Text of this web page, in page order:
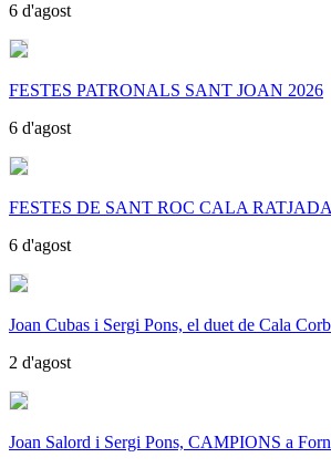
6 d'agost
FESTES PATRONALS SANT JOAN 2026
6 d'agost
FESTES DE SANT ROC CALA
6 d'agost
Joan Cubas i Sergi Pons, el duet de Cala Corb
2 d'agost
Joan Salord i Sergi Pons, CAMPIONS a